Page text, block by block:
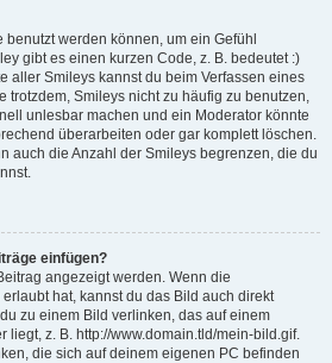
werden können, um ein Gefühl
gibt es einen kurzen Code, z. B. bedeutet :)
aller Smileys kannst du beim Verfassen eines
trotzdem, Smileys nicht zu häufig zu benutzen,
unlesbar machen und ein Moderator könnte
überarbeiten oder gar komplett löschen.
auch die Anzahl der Smileys begrenzen, die du
einfügen?
angezeigt werden. Wenn die
hat, kannst du das Bild auch direkt
zu einem Bild verlinken, das auf einem
liegt, z. B. http://www.domain.tld/mein-bild.gif.
die sich auf deinem eigenen PC befinden